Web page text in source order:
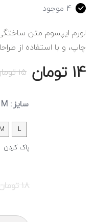
4 موجود
لورم ایپسوم متن
چاپ، و با استفاده از
14 تومان 15
سایز: M
L
M
پاک کردن
18